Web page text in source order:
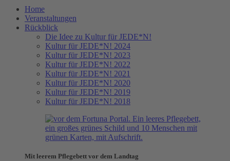
Home
Veranstaltungen
Rückblick
Die Idee zu Kultur für JEDE*N!
Kultur für JEDE*N! 2024
Kultur für JEDE*N! 2023
Kultur für JEDE*N! 2022
Kultur für JEDE*N! 2021
Kultur für JEDE*N! 2020
Kultur für JEDE*N! 2019
Kultur für JEDE*N! 2018
Mit leerem Pflegebett vor dem Landtag